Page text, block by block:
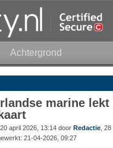
Achtergrond
marine
april 2026, 13:14 door Redactie , 28
21-04-2026, 09:27